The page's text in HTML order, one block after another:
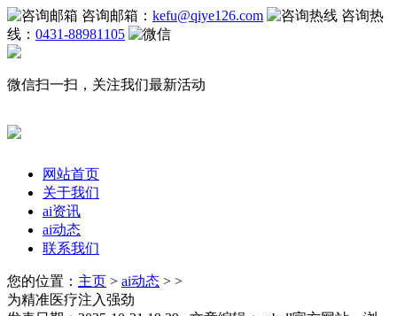
咨询邮箱： kefu@qiye126.com
咨询热
线： 0431-88981105
微信扫一扫，关注我们最新活动
网站首页
关于我们
ai资讯
ai动态
联系我们
您的位置： 主页 > ai动态 > >
为精准医疗注入强劲